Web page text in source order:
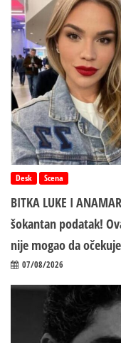
Desk Scena
BITKA LUKE I
šokantan podatak!
nije mogao da
07/08/2026